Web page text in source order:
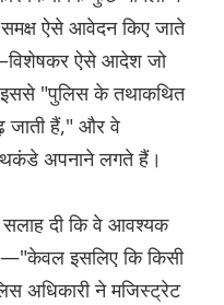
ऐसे आवेदन किए जाते
ऐसे आदेश जो
"पुलिस के तथाकथित
जाती हैं," और वे
अपनाने लगते हैं।
दी कि वे आवश्यक
इसलिए कि किसी
अधिकारी ने मजिस्ट्रेट